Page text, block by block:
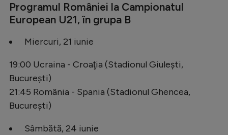
Programul României la Campionatul
European U21, în grupa B
Miercuri, 21 iunie
19:00 Ucraina - Croaţia (Stadionul Giuleşti,
Bucureşti)
21:45 România - Spania (Stadionul Ghencea,
Bucureşti)
Sâmbătă, 24 iunie